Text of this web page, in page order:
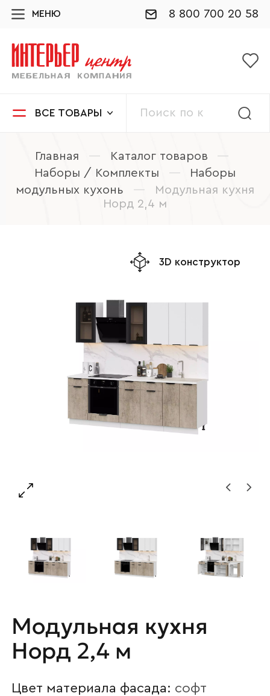
МЕНЮ 8 800 700 20 58
ВСЕ ТОВАРЫ
Главная — Каталог товаров
—
Наборы / Комплекты
—
Наборы
модульных кухонь
—
Модульная кухня
Норд 2,4 м
3D конструктор
Модульная кухня
Норд 2,4 м
Цвет материала фасада: софт